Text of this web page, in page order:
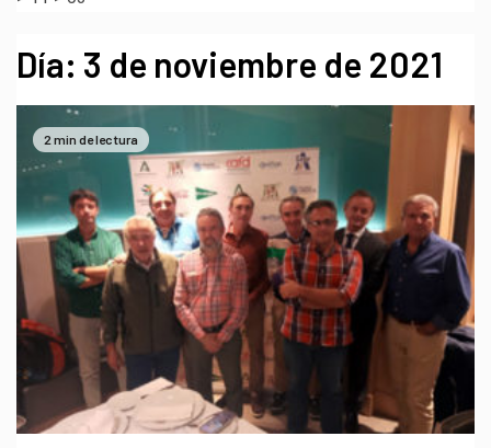
Día: 3 de noviembre de 2021
2 min de lectura